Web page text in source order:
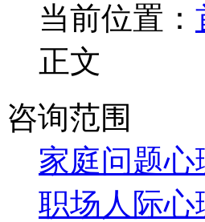
当前位置：
正文
咨询范围
家庭问题心
职场人际心